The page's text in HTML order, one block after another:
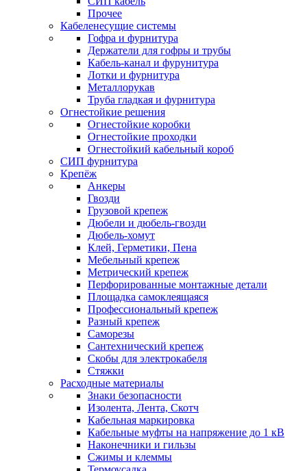
Прочее
Кабеленесущие системы
Гофра и фурнитура
Держатели для гофры и трубы
Кабель-канал и фурунитура
Лотки и фурнитура
Металлорукав
Труба гладкая и фурнитура
Огнестойкие решения
Огнестойкие коробки
Огнестойкие проходки
Огнестойкий кабельный короб
СИП фурнитура
Крепёж
Анкеры
Гвозди
Грузовой крепеж
Дюбели и дюбель-гвозди
Дюбель-хомут
Клей, Герметики, Пена
Мебельный крепеж
Метрический крепеж
Перфорированные монтажные детали
Площадка самоклеящаяся
Профессиональный крепеж
Разный крепеж
Саморезы
Сантехнический крепеж
Скобы для электрокабеля
Стяжки
Расходные материалы
Знаки безопасности
Изолента, Лента, Скотч
Кабельная маркировка
Кабельные муфты на напряжение до 1 кВ
Наконечники и гильзы
Сжимы и клеммы